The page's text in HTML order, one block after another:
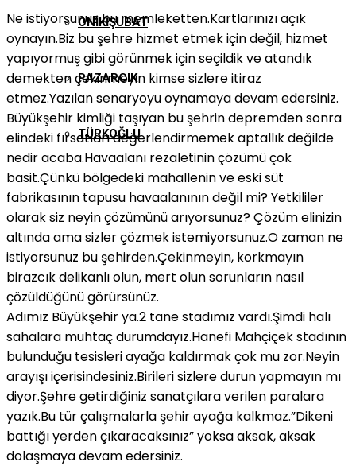
ONIKIŞUBAT
PAZARCIK
TÜRKOĞLU
Ne istiyorsunuz bu memleketten.Kartlarınızı açık
oynayın.Biz bu şehre hizmet etmek için değil, hizmet
yapıyormuş gibi görünmek için seçildik ve atandık
demekten çekinmeyin kimse sizlere itiraz
etmez.Yazılan senaryoyu oynamaya devam edersiniz.
Büyükşehir kimliği taşıyan bu şehrin depremden sonra
elindeki fırsatları değerlendirmemek aptallık değilde
nedir acaba.Havaalanı rezaletinin çözümü çok
basit.Çünkü bölgedeki mahallenin ve eski süt
fabrikasının tapusu havaalanının değil mi? Yetkililer
olarak siz neyin çözümünü arıyorsunuz? Çözüm elinizin
altında ama sizler çözmek istemiyorsunuz.O zaman ne
istiyorsunuz bu şehirden.Çekinmeyin, korkmayın
birazcık delikanlı olun, mert olun sorunların nasıl
çözüldüğünü görürsünüz.
Adımız Büyükşehir ya.2 tane stadımız vardı.Şimdi halı
sahalara muhtaç durumdayız.Hanefi Mahçiçek stadının
bulunduğu tesisleri ayağa kaldırmak çok mu zor.Neyin
arayışı içerisindesiniz.Birileri sizlere durun yapmayın mı
diyor.Şehre getirdiğiniz sanatçılara verilen paralara
yazık.Bu tür çalışmalarla şehir ayağa kalkmaz.”Dikeni
battığı yerden çıkaracaksınız” yoksa aksak, aksak
dolaşmaya devam edersiniz.